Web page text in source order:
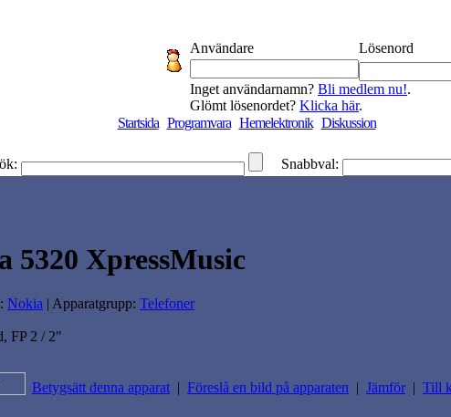
Användare
Lösenord
Inget användarnamn? Bli medlem nu!.
Glömt lösenordet? Klicka här.
Startsida Programvara Hemelektronik Diskussion
Snabbval:
5320 XpressMusic
Nokia | Apparatgrupp: Telefoner
FP 2 / 2"
Betygsätt denna apparat | Föreslå en bild på apparaten | Jämför | Till